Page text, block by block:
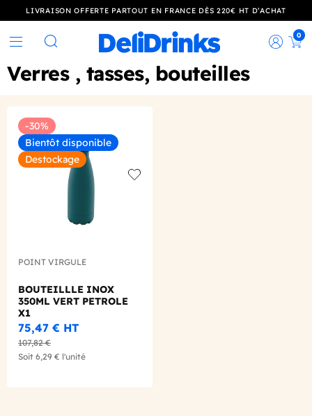
LIVRAISON OFFERTE PARTOUT EN FRANCE DÈS 220€ HT D’ACHAT
Rechercher
0
Verres , tasses, bouteilles
-30%
Bientôt disponible
Destockage
POINT VIRGULE
BOUTEILLLE INOX
350ML VERT PETROLE
X1
75,47 € HT
107,82 €
Soit 6,29 € l'unité